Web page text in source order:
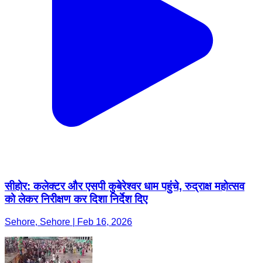
सीहोर: कलेक्टर और एसपी कुबेरेश्वर धाम पहुंचे, रुद्राक्ष महोत्सव
को लेकर निरीक्षण कर दिशा निर्देश दिए
Sehore, Sehore | Feb 16, 2026